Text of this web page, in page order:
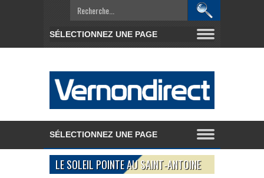
LE SOLEIL POINTE AU SAINT-ANTOINE